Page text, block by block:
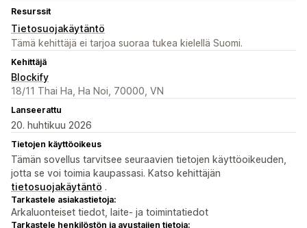
Resurssit
Tietosuojakäytäntö
Tämä kehittäjä ei tarjoa suoraa tukea kielellä Suomi.
Kehittäjä
Blockify
18/11 Thai Ha, Ha Noi, 70000, VN
Lanseerattu
20. huhtikuu 2026
Tietojen käyttöoikeus
Tämän sovellus tarvitsee seuraavien tietojen käyttöoikeuden,
jotta se voi toimia kaupassasi. Katso kehittäjän
tietosuojakäytäntö .
Tarkastele asiakastietoja:
Arkaluonteiset tiedot, laite- ja toimintatiedot
Tarkastele henkilöstön ja avustajien tietoja: